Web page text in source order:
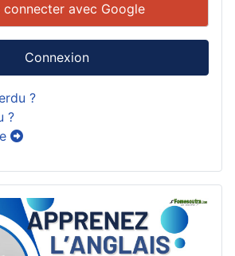
connecter avec Google
Connexion
?
?